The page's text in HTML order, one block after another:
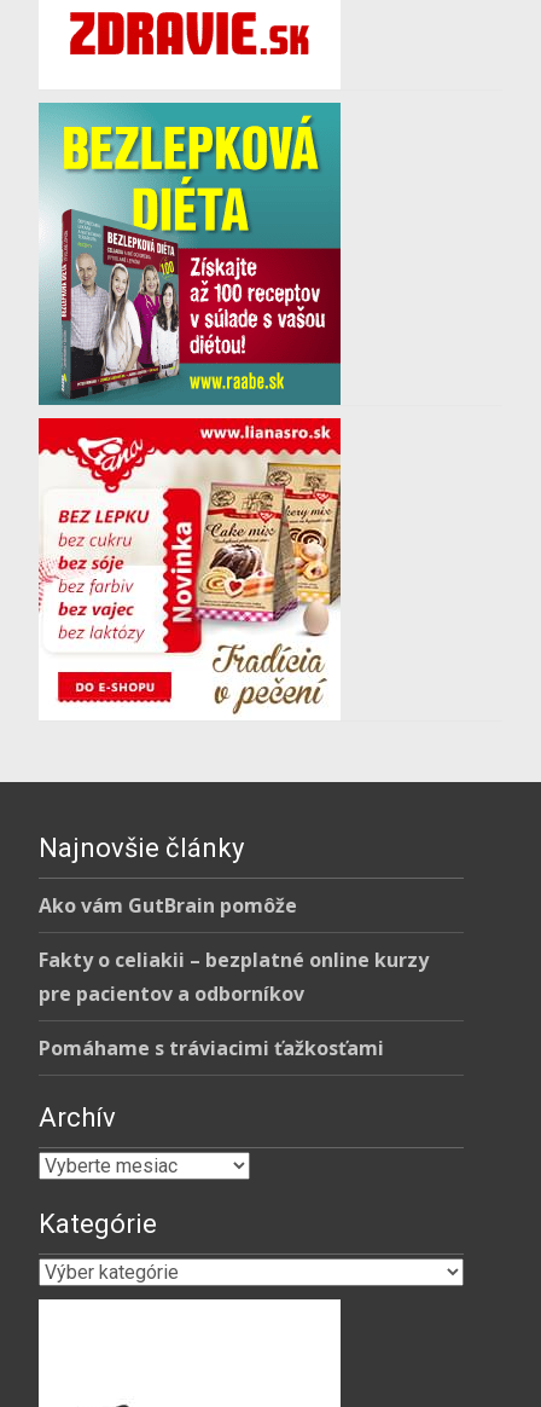
Najnovšie články
Ako vám GutBrain pomôže
Fakty o celiakii – bezplatné online kurzy
pre pacientov a odborníkov
Pomáhame s tráviacimi ťažkosťami
Archív
Archív
Kategórie
Kategórie